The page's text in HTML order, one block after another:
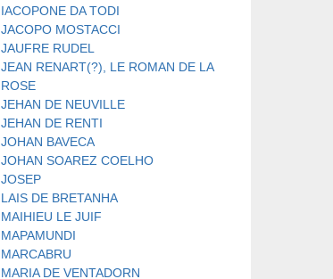
IACOPONE DA TODI
JACOPO MOSTACCI
JAUFRE RUDEL
JEAN RENART(?), LE ROMAN DE LA
ROSE
JEHAN DE NEUVILLE
JEHAN DE RENTI
JOHAN BAVECA
JOHAN SOAREZ COELHO
JOSEP
LAIS DE BRETANHA
MAIHIEU LE JUIF
MAPAMUNDI
MARCABRU
MARIA DE VENTADORN